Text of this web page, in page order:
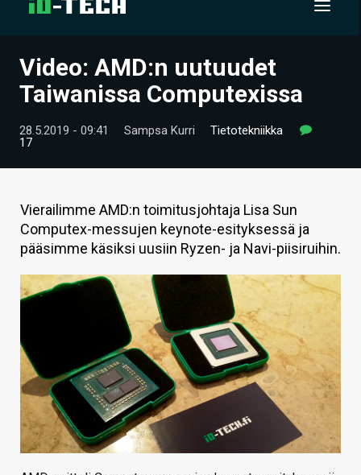
UUTISET
VIDEOT
TIETOA
HINTA.FI
KAUPPA
HAKU
Video: AMD:n uutuudet
Taiwanissa Computexissa
28.5.2019 - 09:41 Sampsa Kurri
Tietotekniikka
17
Vierailimme AMD:n toimitusjohtaja Lisa Sun
Computex-messujen keynote-esityksessä ja
pääsimme käsiksi uusiin Ryzen- ja Navi-piisiruihin.